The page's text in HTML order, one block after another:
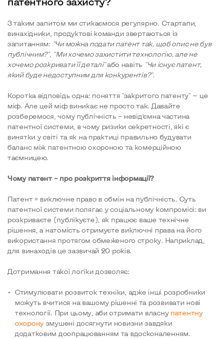
З таким запитом ми стикаємося регулярно. Стартапи,
винахідники, продуктові команди звертаються із
запитанням: "Чи можна подати патент так, щоб опис не був
публічним?", "Ми хочемо захистити технологію, але не
хочемо розкривати її деталі"або навіть "Чи існує патент,
який буде недоступним для конкурентів?".
Коротка відповідь одна: поняття "закритого патенту" — це
міф. Але цей міф виникає не просто так. Давайте
розберемося, чому публічність – невід’ємна частина
патентної системи, в чому ризики секретності, які є
винятки у світі та як на практиці правильно будувати
баланс між патентною охороною та комерційною
таємницею.
Чому патент – про розкриття інформації?
Патент = виключне право в обмін на публічність. Суть
патентної системи полягає у соціальному компромісі: ви
розкриваєте (публікуєте), як працює ваше технічне
рішення, а натомість отримуєте виключні права на його
використання протягом обмеженого строку. Наприклад,
для винаходів це зазвичай 20 років.
Дотримання такої логіки дозволяє:
Стимулювати розвиток техніки, адже інші розробники
можуть вчитися на вашому рішенні та розвивати нові
технології. При цьому, аби отримати власну патентну
охорону змушені досягнути новизни завдяки
додатковим доопрацюванням та вдосконаленням.